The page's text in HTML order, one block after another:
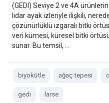
(GEDI) Seviye 2 ve 4A
lidar ayak izleriyle ilişkili,
çözünürlüklü ızgaralı bitki
veri kümesi, küresel bitki
sunar. Bu temsil, …
biyokütle ağaç tepesi
gedi larse